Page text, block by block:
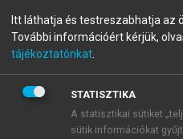
fiókoddal,vagy
A regisztráció után a
BELÉPÉS SAJÁT
Itt láthatja és testreszabhatja az
További információért kérjük,
tájékoztatónkat
STATISZTIKA
A statisztikai sütiket
sütik információkat